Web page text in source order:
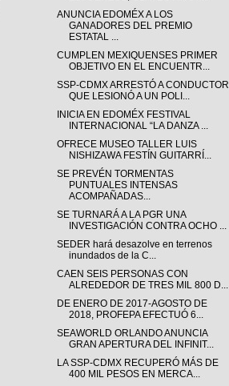
ANUNCIA EDOMÉX A LOS
GANADORES DEL PREMIO
ESTATAL ...
CUMPLEN MEXIQUENSES PRIMER
OBJETIVO EN EL ENCUENTR...
SSP-CDMX ARRESTÓ A CONDUCTOR
QUE LESIONÓ A UN POLI...
INICIA EN EDOMÉX FESTIVAL
INTERNACIONAL “LA DANZA ...
OFRECE MUSEO TALLER LUIS
NISHIZAWA FESTÍN GUITARRÍ...
SE PREVÉN TORMENTAS
PUNTUALES INTENSAS
ACOMPAÑADAS...
SE TURNARÁ A LA PGR UNA
INVESTIGACIÓN CONTRA OCHO ...
SEDER hará desazolve en terrenos
inundados de la C...
CAEN SEIS PERSONAS CON
ALREDEDOR DE TRES MIL 800 D...
DE ENERO DE 2017-AGOSTO DE
2018, PROFEPA EFECTUÓ 6...
SEAWORLD ORLANDO ANUNCIA
GRAN APERTURA DEL INFINIT...
LA SSP-CDMX RECUPERÓ MÁS DE
400 MIL PESOS EN MERCA...